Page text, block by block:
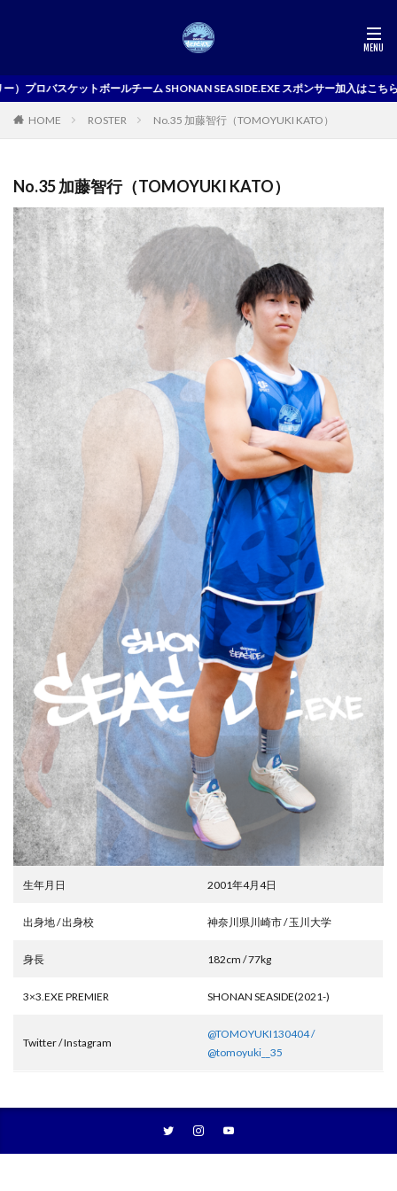
ボールチーム SHONAN SEASIDE.EXE スポンサー加入はこちら
HOME ROSTER No.35 加藤智行（TOMOYUKI KATO）
No.35 加藤智行（TOMOYUKI KATO）
生年月日 2001年4月4日
出身地 / 出身校 神奈川県川崎市 / 玉川大学
身長 182cm / 77kg
3×3.EXE PREMIER SHONAN SEASIDE(2021-)
Twitter / Instagram
@TOMOYUKI130404 /
@tomoyuki__35